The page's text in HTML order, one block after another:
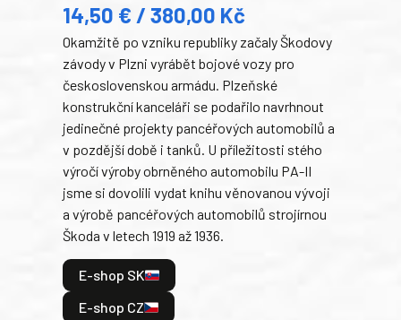
14,50 € / 380,00 Kč
Okamžitě po vzniku republiky začaly Škodovy
závody v Plzni vyrábět bojové vozy pro
československou armádu. Plzeňské
konstrukční kanceláři se podařilo navrhnout
jedinečné projekty pancéřových automobilů a
v pozdější době i tanků. U příležitosti stého
výročí výroby obrněného automobilu PA-II
jsme si dovolili vydat knihu věnovanou vývoji
a výrobě pancéřových automobilů strojírnou
Škoda v letech 1919 až 1936.
E-shop SK
E-shop CZ